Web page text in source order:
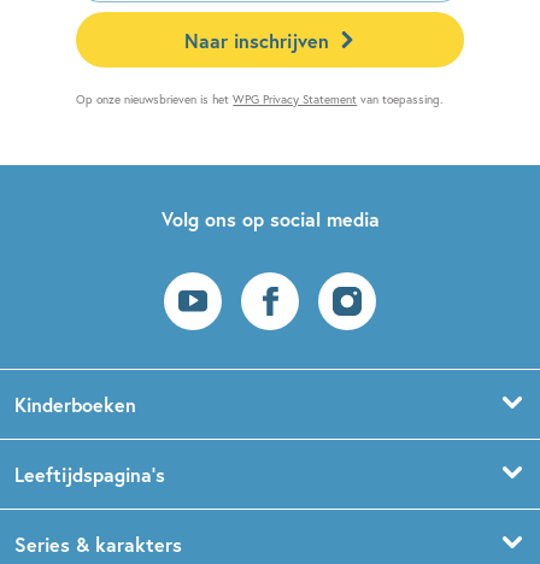
Naar inschrijven
Op onze nieuwsbrieven is hetWPG Privacy Statement van toepassing.
Volg ons op social media
Kinderboeken
Prentenboeken
Leeftijdspagina’s
Series & karakters